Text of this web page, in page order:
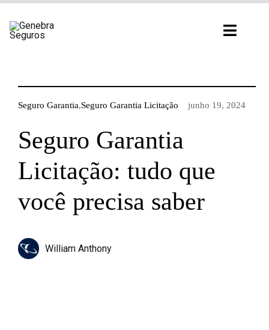
para
Seguro Garantia,Seguro Garantia Licitação junho 19, 2024
Seguro Garantia
Licitação: tudo que
você precisa saber
William Anthony